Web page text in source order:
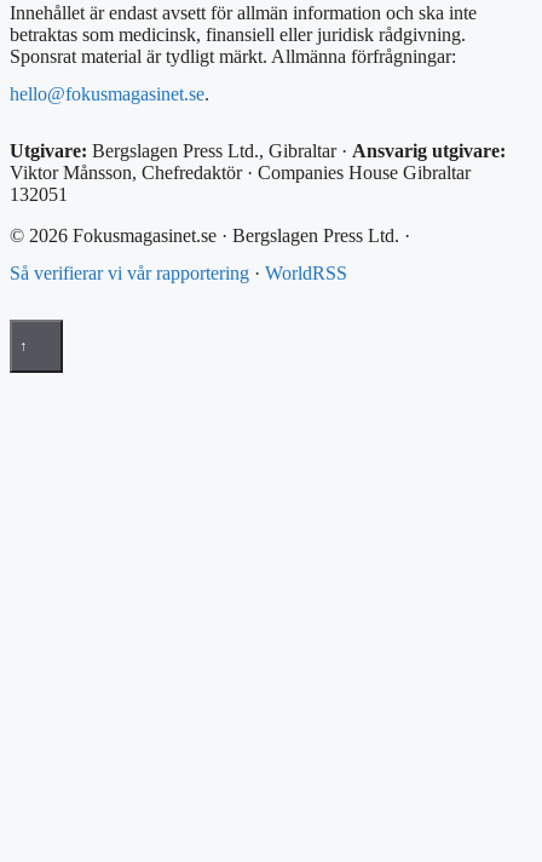
Innehållet är endast avsett för allmän information och ska inte
betraktas som medicinsk, finansiell eller juridisk rådgivning.
Sponsrat material är tydligt märkt. Allmänna förfrågningar:
hello@fokusmagasinet.se.
Utgivare: Bergslagen Press Ltd., Gibraltar · Ansvarig utgivare:
Viktor Månsson, Chefredaktör · Companies House Gibraltar
132051
© 2026 Fokusmagasinet.se · Bergslagen Press Ltd. ·
Så verifierar vi vår rapportering · WorldRSS
↑